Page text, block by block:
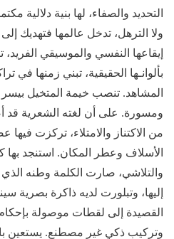
التحديد والصفاء، لها بنية دلالية
ولا الترهل، تدخل عالمها فتهديك
إيقاعها النفسي والموسيقي
بألوانـها الحقيقية، تبني زمنها في
المشاهد. تنصب خيمة المتخيل
ومسورة. على أن لغته الشعرية قد
من الاكتناز والامتلاء، تركزت فيها
الأسلاف وعطر المكان. استنجد
والتلاشي، صارت الكلمة وطنه الذي
إليها، وتبلورت لديه ذاكرة بصرية
القصيدة إلى لقطات موصولة
وتركيب ذكي غير مصطنع. يستعين